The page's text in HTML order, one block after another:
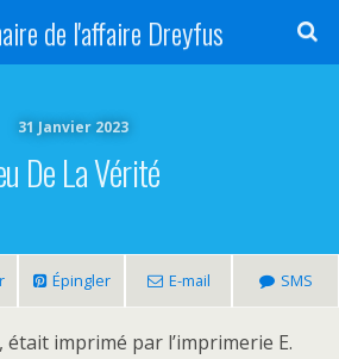
de l'affaire Dreyfus
31 Janvier 2023
De La Vérité
Épingler E-mail SMS
imprimé par l’imprimerie E.